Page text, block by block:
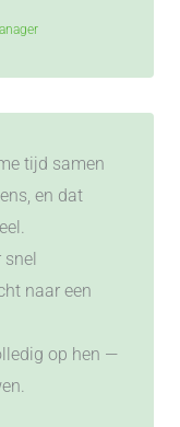
tijd samen
en dat
snel
naar een
op hen —